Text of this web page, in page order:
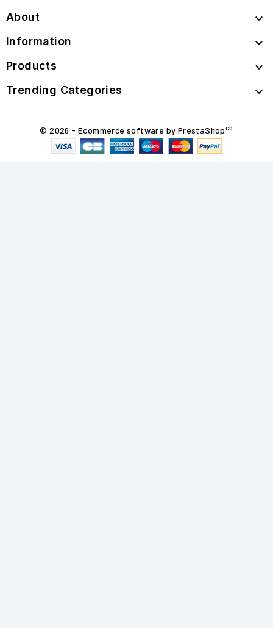
About 
Information 
Products 
Trending Categories 
© 2026 - Ecommerce software by PrestaShop cp